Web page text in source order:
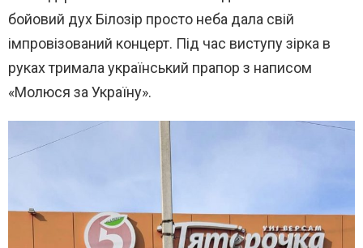
бойовий дух Білозір просто неба дала свій
імпровізований концерт. Під час виступу зірка в
руках тримала український прапор з написом
«Молюся за Україну».